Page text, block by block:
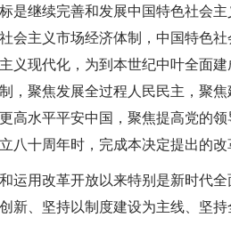
是继续完善和发展中国特色社会
会主义市场经济体制，中国特色
义现代化，为到本世纪中叶全面
，聚焦发展全过程人民民主，聚
高水平平安中国，聚焦提高党的
八十周年时，完成本决定提出的改
运用改革开放以来特别是新时代
新、坚持以制度建设为主线、坚